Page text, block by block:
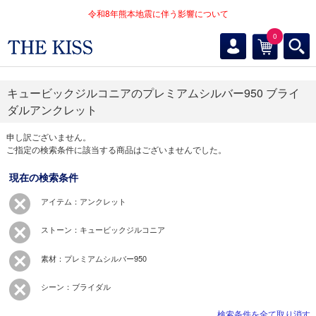
令和8年熊本地震に伴う影響について
0
キュービックジルコニアのプレミアムシルバー950 ブライ
ダルアンクレット
申し訳ございません。
ご指定の検索条件に該当する商品はございませんでした。
現在の検索条件
アイテム：アンクレット
ストーン：キュービックジルコニア
素材：プレミアムシルバー950
シーン：ブライダル
検索条件を全て取り消す